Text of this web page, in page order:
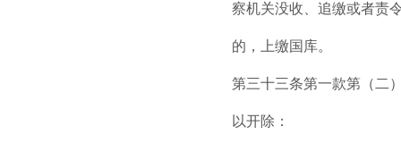
察机关没收、追缴或者责
的，上缴国库。
第三十三条第一款第（二
以开除：